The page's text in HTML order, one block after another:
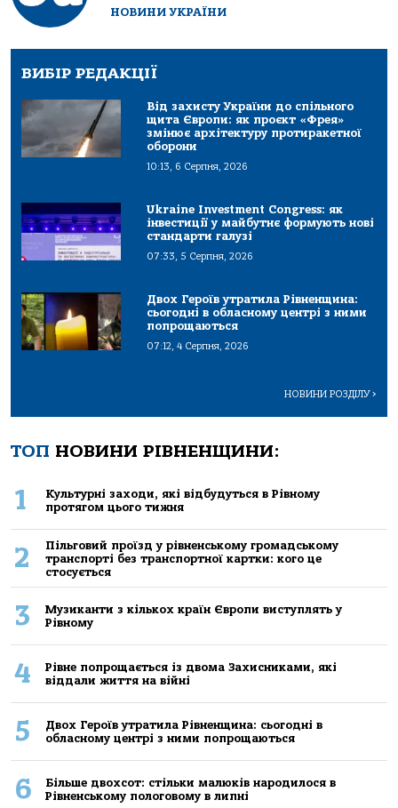
НОВИНИ УКРАЇНИ
ВИБІР РЕДАКЦІЇ
Від захисту України до спільного
щита Європи: як проєкт «Фрея»
змінює архітектуру протиракетної
оборони
10:13, 6 Серпня, 2026
Ukraine Investment Congress: як
інвестиції у майбутнє формують нові
стандарти галузі
07:33, 5 Серпня, 2026
Двох Героїв утратила Рівненщина:
сьогодні в обласному центрі з ними
попрощаються
07:12, 4 Серпня, 2026
НОВИНИ РОЗДІЛУ>
ТОП НОВИНИ РІВНЕНЩИНИ:
1
Культурні заходи, які відбудуться в Рівному
протягом цього тижня
2
Пільговий проїзд у рівненському громадському
транспорті без транспортної картки: кого це
стосується
3
Музиканти з кількох країн Європи виступлять у
Рівному
4
Рівне попрощається із двома Захисниками, які
віддали життя на війні
5
Двох Героїв утратила Рівненщина: сьогодні в
обласному центрі з ними попрощаються
6
Більше двохсот: стільки малюків народилося в
Рівненському пологовому в липні